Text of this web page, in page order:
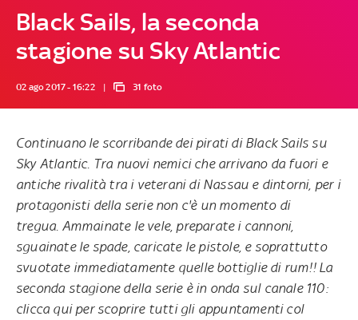
Black Sails, la seconda
stagione su Sky Atlantic
02 ago 2017 - 16:22 31 foto
Continuano le scorribande dei pirati di Black Sails su
Sky Atlantic. Tra nuovi nemici che arrivano da fuori e
antiche rivalità tra i veterani di Nassau e dintorni, per i
protagonisti della serie non c'è un momento di
tregua. Ammainate le vele, preparate i cannoni,
sguainate le spade, caricate le pistole, e soprattutto
svuotate immediatamente quelle bottiglie di rum!! La
seconda stagione della serie è in onda sul canale 110:
clicca qui per scoprire tutti gli appuntamenti col